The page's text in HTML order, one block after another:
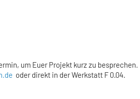
um Euer Projekt kurz zu besprechen.
oder direkt in der Werkstatt F 0.04.